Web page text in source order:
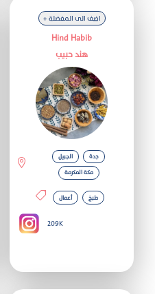
+ اضف الى المفضلة
Hind Habib
هند حبيب
الجبيل
جدة
مكة المكرمة
أعمال طبخ
209K